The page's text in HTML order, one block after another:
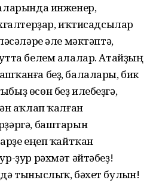
инженер,
иҡтисадсылар
әле мәктәптә,
белем алалар. Атайҙың
беҙ, балалары, бик
өсөн беҙ илебеҙгә,
һаҡлап ҡалған
баштарын
еңеп ҡайтҡан
ҙур рәхмәт әйтәбеҙ!
тыныслыҡ, бәхет булһын!